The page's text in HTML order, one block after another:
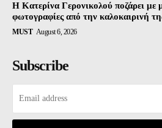
Η Κατερίνα Γερονικολού ποζάρει με
φωτογραφίες από την καλοκαιρινή
MUST August 6, 2026
Subscribe